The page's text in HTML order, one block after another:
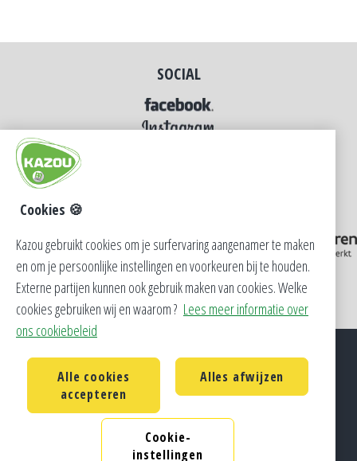
SOCIAL
Privacy Cookie Policy
Contact
CM Vlaanderen
KAZOU vzw, de CM-jeugddienst - Copyright 2026 -
Developed byCEGEKA
Cookies 🍪
Kazou gebruikt cookies om je surfervaring aangenamer te maken
en om je persoonlijke instellingen en voorkeuren bij te houden.
Externe partijen kunnen ook gebruik maken van cookies. Welke
cookies gebruiken wij en waarom ? Lees meer informatie over
ons cookiebeleid
Alle cookies
accepteren
Alles afwijzen
Cookie-
instellingen